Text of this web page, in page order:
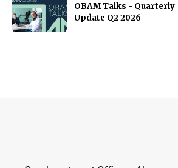
OBAM Talks - Quarterly
Update Q2 2026